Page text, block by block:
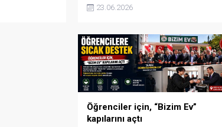
ziyaretlerde çocuklarla yakından
oldukları mesajını verdi.
23.06.2026
Öğrenciler için, “Bizim Ev”
kapılarını açtı